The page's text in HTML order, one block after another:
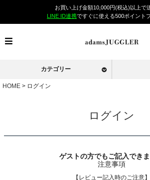
お買い上げ金額10,000円(税込)以上で
LINE ID連携ですぐに使える500ポイント
カテゴリー
HOME ログイン
ログイン
ゲストの方でもご記入できま
注意事項
【レビュー記入時のご注意】